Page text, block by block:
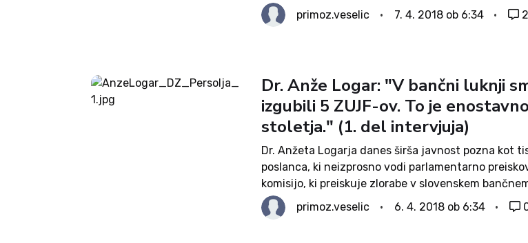
vzporednih omrežij, pogled dr. Logarja na zunanjo
Karla Erjavca, trenutno situacijo na desni sredini
primoz.veselic 7. 4. 2018 ob 6:34 2
Dr. Anže Logar: "V bančni luknji
izgubili 5 ZUJF-ov. To je
stoletja." (1. del intervjuja)
Dr. Anžeta Logarja danes širša javnost pozna kot
poslanca, ki neizprosno vodi parlamentarno
komisijo, ki preiskuje zlorabe v slovenskem
sistemu ter odgovornost za 2. sanacijo bank v
Sloveniji oz. t.i. bančno luknjo. Dr. Logar je sicer...
primoz.veselic 6. 4. 2018 ob 6:34